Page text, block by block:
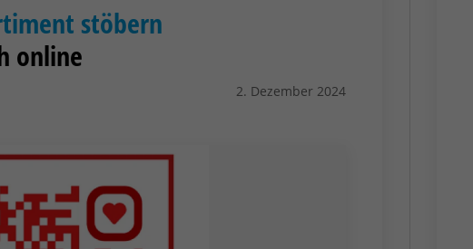
stöbern
online
2. Dezember 2024